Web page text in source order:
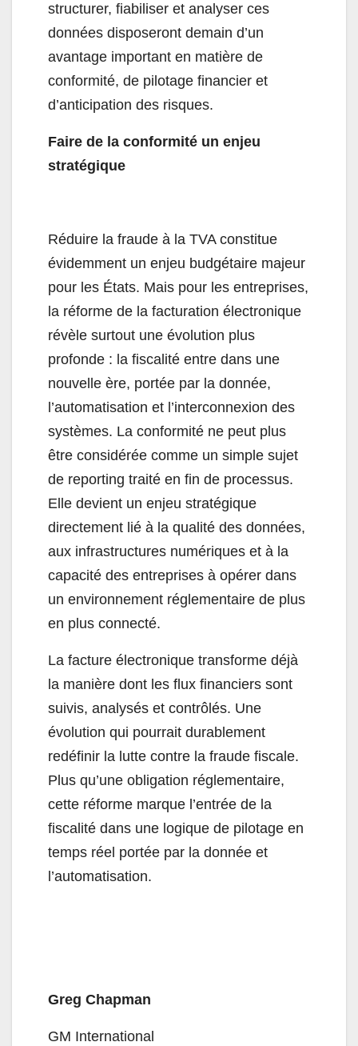
structurer, fiabiliser et analyser ces
données disposeront demain d’un
avantage important en matière de
conformité, de pilotage financier et
d’anticipation des risques.
Faire de la conformité un enjeu
stratégique
Réduire la fraude à la TVA constitue
évidemment un enjeu budgétaire majeur
pour les États. Mais pour les entreprises,
la réforme de la facturation électronique
révèle surtout une évolution plus
profonde : la fiscalité entre dans une
nouvelle ère, portée par la donnée,
l’automatisation et l’interconnexion des
systèmes. La conformité ne peut plus
être considérée comme un simple sujet
de reporting traité en fin de processus.
Elle devient un enjeu stratégique
directement lié à la qualité des données,
aux infrastructures numériques et à la
capacité des entreprises à opérer dans
un environnement réglementaire de plus
en plus connecté.
La facture électronique transforme déjà
la manière dont les flux financiers sont
suivis, analysés et contrôlés. Une
évolution qui pourrait durablement
redéfinir la lutte contre la fraude fiscale.
Plus qu’une obligation réglementaire,
cette réforme marque l’entrée de la
fiscalité dans une logique de pilotage en
temps réel portée par la donnée et
l’automatisation.
Greg Chapman
GM International